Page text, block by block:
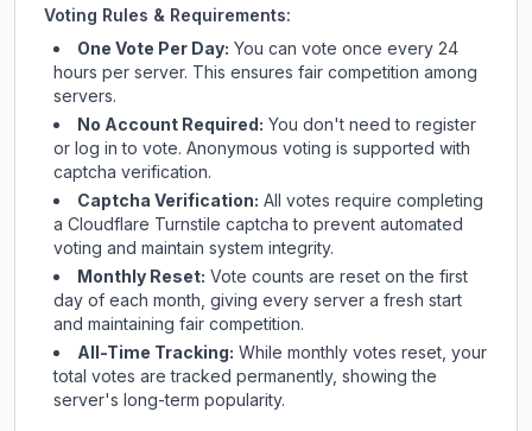
Voting Rules & Requirements:
One Vote Per Day: You can vote once every 24
hours per server. This ensures fair competition among
servers.
No Account Required: You don't need to register
or log in to vote. Anonymous voting is supported with
captcha verification.
Captcha Verification: All votes require completing
a Cloudflare Turnstile captcha to prevent automated
voting and maintain system integrity.
Monthly Reset: Vote counts are reset on the first
day of each month, giving every server a fresh start
and maintaining fair competition.
All-Time Tracking: While monthly votes reset, your
total votes are tracked permanently, showing the
server's long-term popularity.